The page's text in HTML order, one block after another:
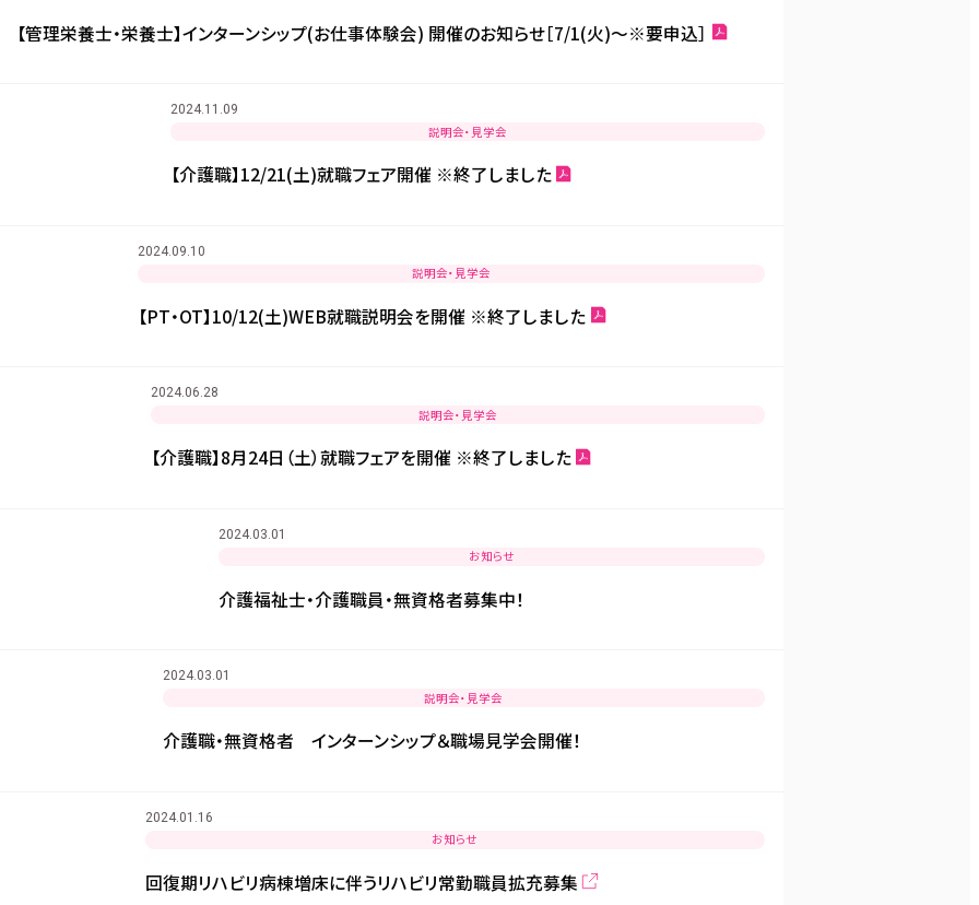
【管理栄養士・栄養士】インターンシップ(お仕事体験会) 開催のお知らせ［7/1(火)～※要申込］
2024.11.09
説明会・見学会
【介護職】12/21(土)就職フェア開催 ※終了しました
2024.09.10
説明会・見学会
【PT・OT】10/12(土)WEB就職説明会を開催 ※終了しました
2024.06.28
説明会・見学会
【介護職】8月24日（土）就職フェアを開催 ※終了しました
2024.03.01
お知らせ
介護福祉士・介護職員・無資格者募集中！
2024.03.01
説明会・見学会
介護職・無資格者 インターンシップ＆職場見学会開催！
2024.01.16
お知らせ
回復期リハビリ病棟増床に伴うリハビリ常勤職員拡充募集